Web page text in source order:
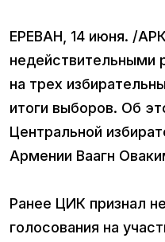
ЕРЕВАН, 14 июня. /
недействительными
на трех
итоги выборов. Об
Центральной
Армении Ваагн
Ранее ЦИК признал
голосования на